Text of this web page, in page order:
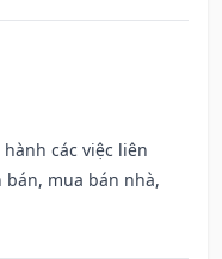
các việc liên
mua bán nhà,